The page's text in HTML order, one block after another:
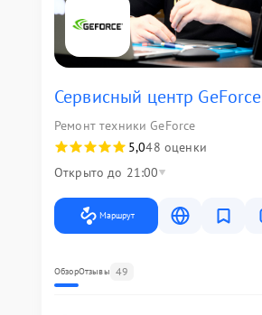
Сервисный центр GeForce
Ремонт техники GeForce
5,048 оценки
Открыто до 21:00
Маршрут
ОбзорОтзывы 49